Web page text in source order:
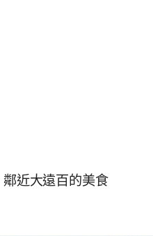
近大遠百的美食